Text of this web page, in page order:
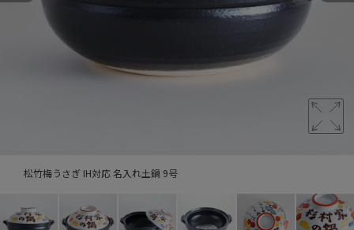
松竹梅うさぎ IH対応 名入れ土鍋 9号